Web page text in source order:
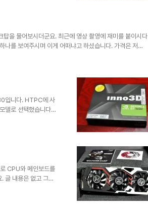
였던 것도 사실입니
지만 사용한 지..
을 물어보시더군요. 최근에 영상 촬영에 재미를 붙이시다
나를 보여주시며 이게 어떠냐고 하셨습니다. 가격은 저렴
군요. 8세대나 9세대로 넘어오면서 코어 수가 많이 늘어
나 9700K가 들..
입니다. HTPC에 사
델로 선택했습니다.
1010이나 1020
CPU와 메인보드를
글 내용은 없고 그냥
분들께서는 바로